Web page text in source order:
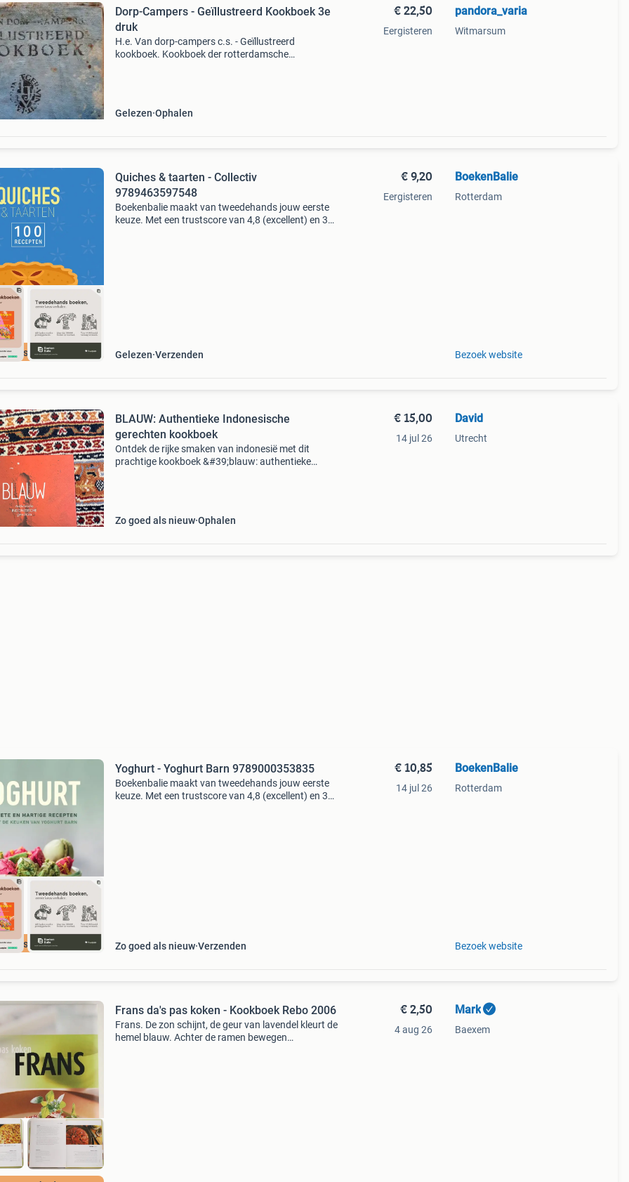
Dorp-Campers - Geïllustreerd Kookboek 3e
druk
H.e. Van dorp-campers c.s. - Geïllustreerd
kookboek. Kookboek der rotterdamsche
Gelezen Ophalen
€ 22,50
Eergisteren
pandora_varia
Witmarsum
prijs
Quiches & taarten - Collectiv
9789463597548
Boekenbalie maakt van tweedehands jouw eerste
keuze. Met een trustscore van 4,8 (excellent) en 30
Gelezen Verzenden
€ 9,20
Eergisteren
BoekenBalie
Rotterdam
Bezoek website
BLAUW: Authentieke Indonesische
gerechten kookboek
Ontdek de rijke smaken van indonesië met dit
prachtige kookboek &#39;blauw: authentieke
Zo goed als nieuw Ophalen
€ 15,00
14 jul 26
David
Utrecht
prijs
Yoghurt - Yoghurt Barn 9789000353835
Boekenbalie maakt van tweedehands jouw eerste
keuze. Met een trustscore van 4,8 (excellent) en 30
Zo goed als nieuw Verzenden
€ 10,85
14 jul 26
BoekenBalie
Rotterdam
Bezoek website
Frans da's pas koken - Kookboek Rebo 2006
Frans. De zon schijnt, de geur van lavendel kleurt de
hemel blauw. Achter de ramen bewegen
€ 2,50
4 aug 26
Mark
Baexem